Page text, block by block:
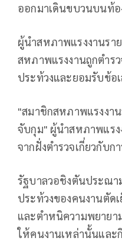
ออกมาเดินขบวนบนท้
ผู้นำสหภาพแรงงานรา
สหภาพแรงงานถูกตำร
ประท้วงและยอมรับข้อ
"สมาชิกสหภาพแรงงา
จับกุม" ผู้นำสหภาพแรง
จากฝั่งตำรวจเกี่ยวกับก
รัฐบาลวอชิงตันประณา
ประท้วงของคนงานตัด
และตำหนิความพยาย
ให้คนงานเหล่านั้นและ